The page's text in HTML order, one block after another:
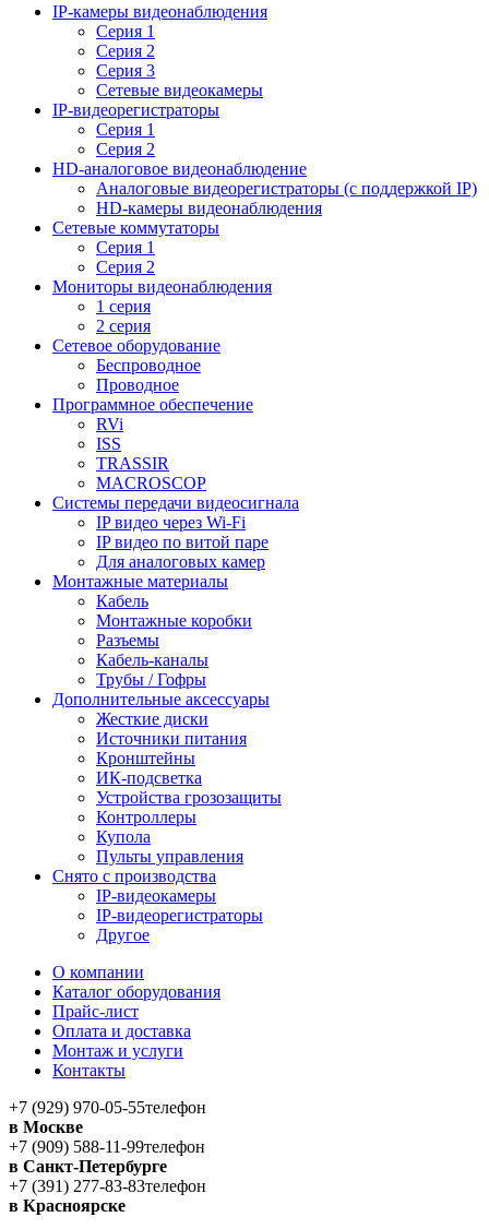
IP-камеры видеонаблюдения
Серия 1
Серия 2
Серия 3
Сетевые видеокамеры
IP-видеорегистраторы
Серия 1
Серия 2
HD-аналоговое видеонаблюдение
Aналоговые видеорегистраторы (с поддержкой IP)
HD-камеры видеонаблюдения
Сетевые коммутаторы
Серия 1
Серия 2
Мониторы видеонаблюдения
1 серия
2 серия
Сетевое оборудование
Беспроводное
Проводное
Программное обеспечение
RVi
ISS
TRASSIR
MACROSCOP
Системы передачи видеосигнала
IP видео через Wi-Fi
IP видео по витой паре
Для аналоговых камер
Монтажные материалы
Кабель
Монтажные коробки
Разъемы
Кабель-каналы
Трубы / Гофры
Дополнительные аксессуары
Жесткие диски
Источники питания
Кронштейны
ИК-подсветка
Устройства грозозащиты
Контроллеры
Купола
Пульты управления
Снято с производства
IP-видеокамеры
IP-видеорегистраторы
Другое
О компании
Каталог оборудования
Прайс-лист
Оплата и доставка
Монтаж и услуги
Контакты
+7 (929) 970-05-55телефон
в Москве
+7 (909) 588-11-99телефон
в Санкт-Петербурге
+7 (391) 277-83-83телефон
в Красноярске